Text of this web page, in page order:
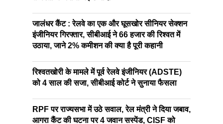
जालंधर कैंट : रेलवे का एक और घूसखोर सीनियर सेक्शन
इंजीनियर गिरफ्तार, सीबीआई ने 66 हजार की रिश्वत में
उठाया, जाने 2% कमीशन की क्या है पूरी कहानी
रिश्वतखोरी के मामले में पूर्व रेलवे इंजीनियर (ADSTE)
को 4 साल की सजा, सीबीआई कोर्ट ने सुनाया फैसला
RPF पर राज्यसभा में उठे सवाल, रेल मंत्री ने दिया जबाव,
आगरा कैंट की घटना पर 4 जवान सस्पेंड, CISF को